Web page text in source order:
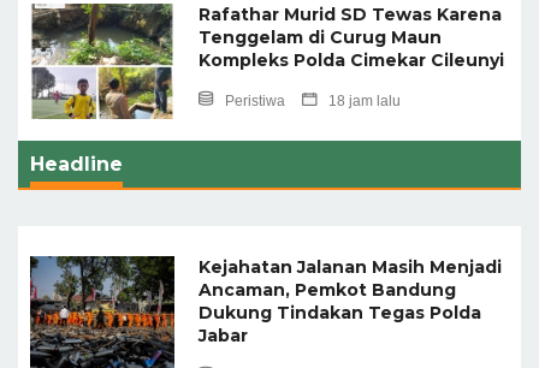
Rafathar Murid SD Tewas Karena
Tenggelam di Curug Maun
Kompleks Polda Cimekar Cileunyi
Peristiwa 18 jam lalu
Headline
Kejahatan Jalanan Masih Menjadi
Ancaman, Pemkot Bandung
Dukung Tindakan Tegas Polda
Jabar